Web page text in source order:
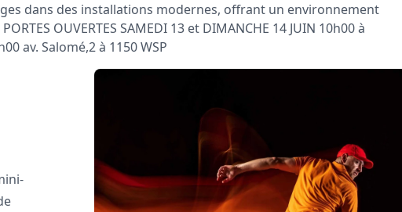
dans des installations modernes, offrant un environnement
OUVERTES SAMEDI 13 et DIMANCHE 14 JUIN 10h00 à
av. Salomé,2 à 1150 WSP